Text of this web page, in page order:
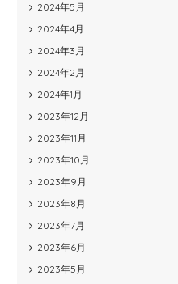
2024年5月
2024年4月
2024年3月
2024年2月
2024年1月
2023年12月
2023年11月
2023年10月
2023年9月
2023年8月
2023年7月
2023年6月
2023年5月